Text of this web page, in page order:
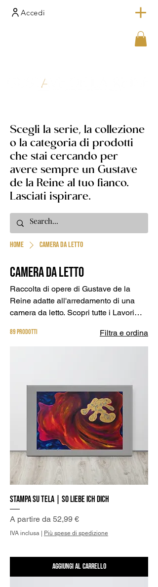
Accedi
Scegli la serie, la collezione
o la categoria di prodotti
che stai cercando per
avere sempre un Gustave
de la Reine al tuo fianco.
Lasciati ispirare.
Home Camera da letto
Camera da letto
Raccolta di opere di Gustave de la
Reine adatte all'arredamento di una
camera da letto. Scopri tutte i Lavori
89 prodotti Filtra e ordina
Stampa su Tela | So liebe Ich Dich
A partire da 52,99 €
Prezzo scontato
IVA inclusa Più spese di spedizione
Aggiungi al carrello